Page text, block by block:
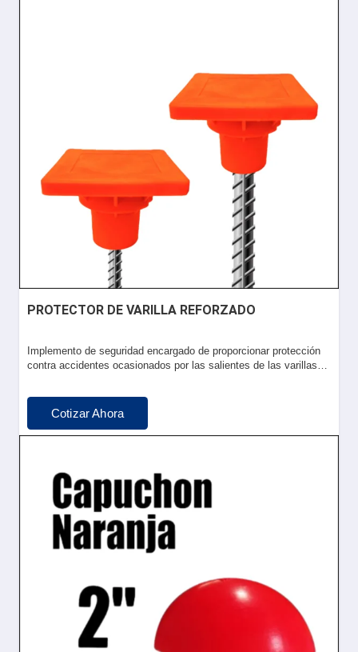
PROTECTOR DE VARILLA REFORZADO
Implemento de seguridad encargado de proporcionar protección
contra accidentes ocasionados por las salientes de las varillas…
Cotizar Ahora